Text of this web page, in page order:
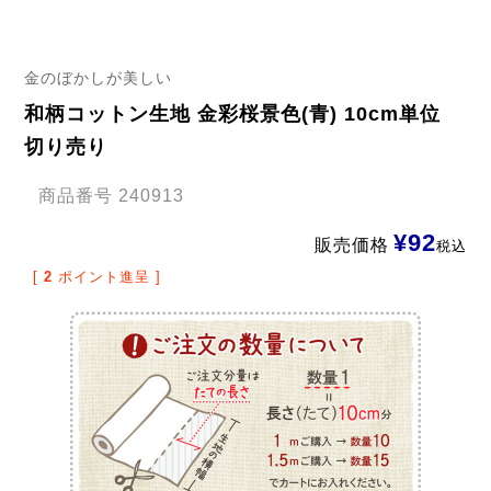
金のぼかしが美しい
和柄コットン生地 金彩桜景色(青) 10cm単位
切り売り
商品番号 240913
販売価格 ¥92税込
[ 2 ポイント進呈 ]